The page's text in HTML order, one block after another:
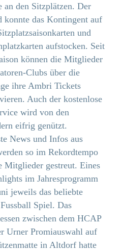
an den Sitzplätzen. Der
konnte das Kontingent auf
und
aufstocken. Seit
können die Mitglieder
Clubs über die
ihre Ambri Tickets
Auch der kostenlose
wird von den
eifrig genützt.
News und Infos aus
so im Rekordtempo
Mitglieder gestreut. Eines
im Jahresprogramm
jeweils das beliebte
Spiel. Das
zwischen dem HCAP
Urner Promiauswahl auf
in Altdorf hatte